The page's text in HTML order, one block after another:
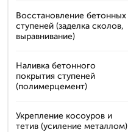
Восстановление бетонных
ступеней (заделка сколов,
выравнивание)
Наливка бетонного
покрытия ступеней
(полимерцемент)
Укрепление косоуров и
тетив (усиление металлом)